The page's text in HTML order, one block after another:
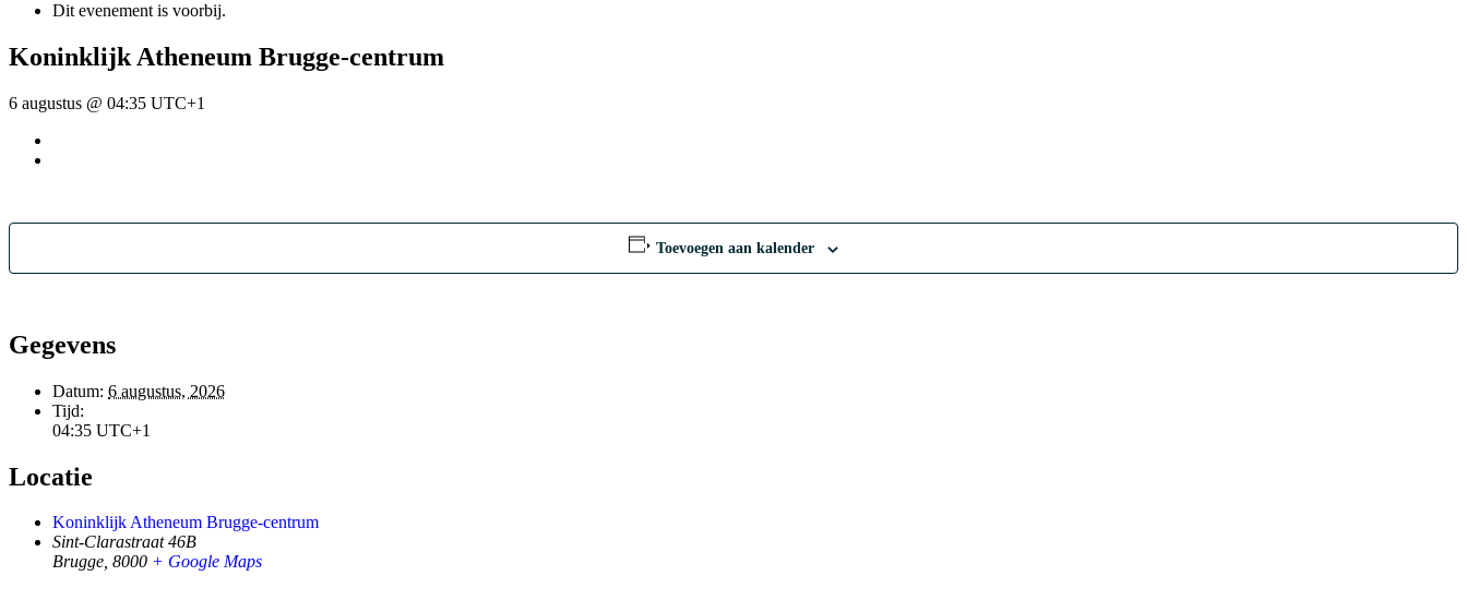
Dit evenement is voorbij.
Koninklijk Atheneum Brugge-centrum
6 augustus @ 04:35 UTC+1
Toevoegen aan kalender
Gegevens
Datum: 6 augustus, 2026
Tijd:
04:35 UTC+1
Locatie
Koninklijk Atheneum Brugge-centrum
Sint-Clarastraat 46B
Brugge, 8000 + Google Maps